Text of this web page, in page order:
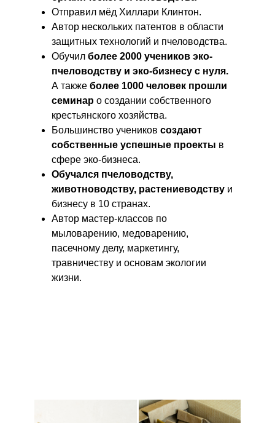
Отправил мёд Хиллари Клинтон.
Автор нескольких патентов в области
защитных технологий и пчеловодства.
Обучил более 2000 учеников эко-
пчеловодству и эко-бизнесу с нуля.
А также более 1000 человек прошли
семинар о создании собственного
крестьянского хозяйства.
Большинство учеников создают
собственные успешные проекты в
сфере эко-бизнеса.
Обучался пчеловодству,
животноводству, растениеводству и
бизнесу в 10 странах.
Автор мастер-классов по
мыловарению, медоварению,
пасечному делу, маркетингу,
травничеству и основам экологии
жизни.